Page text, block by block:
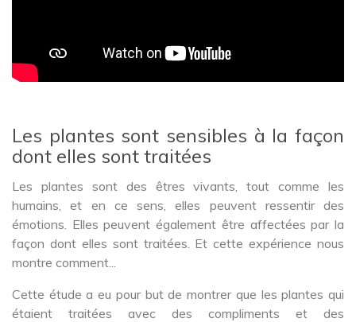
Les plantes sont sensibles à la façon
dont elles sont traitées
Les plantes sont des êtres vivants, tout comme les
humains, et en ce sens, elles peuvent ressentir des
émotions. Elles peuvent également être affectées par la
façon dont elles sont traitées. Et cette expérience nous
montre comment...
Cette étude a eu pour but de montrer que les plantes qui
étaient traitées avec des compliments et des